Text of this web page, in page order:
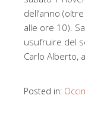
dell’anno
alle ore 10).
usufruire del
Carlo Alberto,
Posted in: